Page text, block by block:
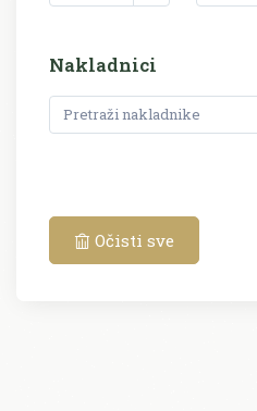
Nakladnici
Očisti sve